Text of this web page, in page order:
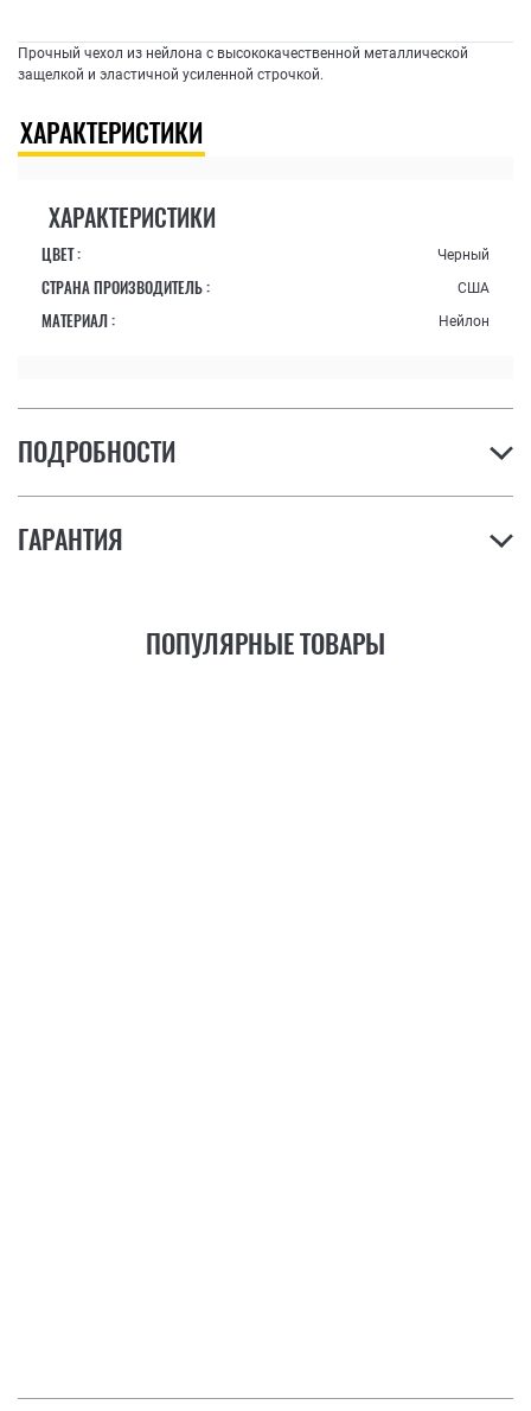
Прочный чехол из нейлона с высококачественной металлической
защелкой и эластичной усиленной строчкой.
ХАРАКТЕРИСТИКИ
ХАРАКТЕРИСТИКИ
ЦВЕТ : Черный
СТРАНА ПРОИЗВОДИТЕЛЬ : США
МАТЕРИАЛ : Нейлон
ПОДРОБНОСТИ
ГАРАНТИЯ
ПОПУЛЯРНЫЕ ТОВАРЫ